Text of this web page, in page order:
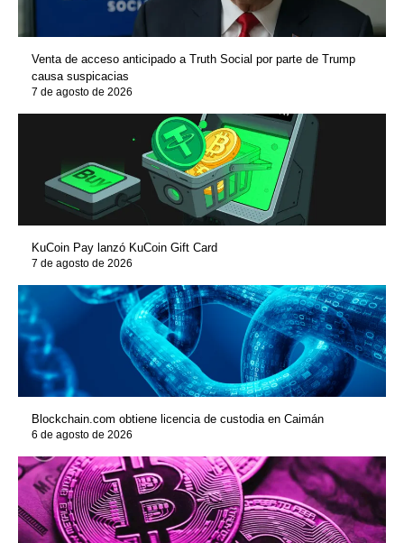
Venta de acceso anticipado a Truth Social por parte de Trump
causa suspicacias
7 de agosto de 2026
KuCoin Pay lanzó KuCoin Gift Card
7 de agosto de 2026
Blockchain.com obtiene licencia de custodia en Caimán
6 de agosto de 2026